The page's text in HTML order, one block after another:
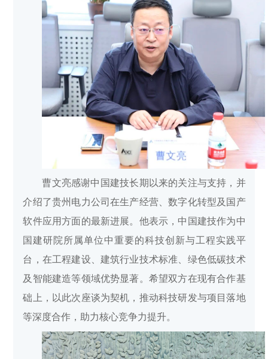
曹文亮感谢中国建技长期以来的关注与支持，并
介绍了贵州电力公司在生产经营、数字化转型及国产
软件应用方面的最新进展。他表示，中国建技作为中
国建研院所属单位中重要的科技创新与工程实践平
台，在工程建设、建筑行业技术标准、绿色低碳技术
及智能建造等领域优势显著。希望双方在现有合作基
础上，以此次座谈为契机，推动科技研发与项目落地
等深度合作，助力核心竞争力提升。